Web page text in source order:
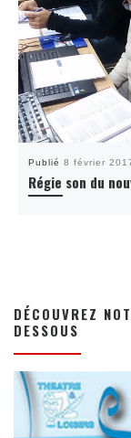
Publié 8 février
Régie son du
DÉCOUVREZ
DESSOUS